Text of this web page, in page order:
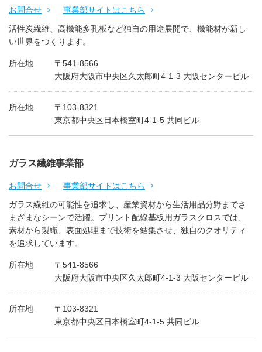
お問合せ
事業部サイトはこちら
活性炭繊維、高機能多孔板など独自の用途展開で、機能材が新し
い世界をつくります。
所在地
〒541-8566
大阪府大阪市中央区久太郎町4-1-3 大阪センタービル
所在地
〒103-8321
東京都中央区日本橋室町4-1-5 共同ビル
ガラス繊維事業部
お問合せ
事業部サイトはこちら
ガラス繊維の可能性を追求し、産業資材から生活用品分野までさ
まざまなシーンで活躍。プリント配線基板用ガラスクロスでは、
素材から製織、表面処理まで技術を結集させ、独自のクオリティ
を追求しています。
所在地
〒541-8566
大阪府大阪市中央区久太郎町4-1-3 大阪センタービル
所在地
〒103-8321
東京都中央区日本橋室町4-1-5 共同ビル